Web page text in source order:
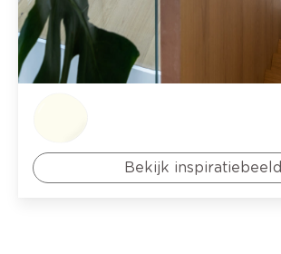
Bekijk inspiratiebeeld